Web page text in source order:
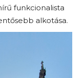
funkcionalista
alkotása.